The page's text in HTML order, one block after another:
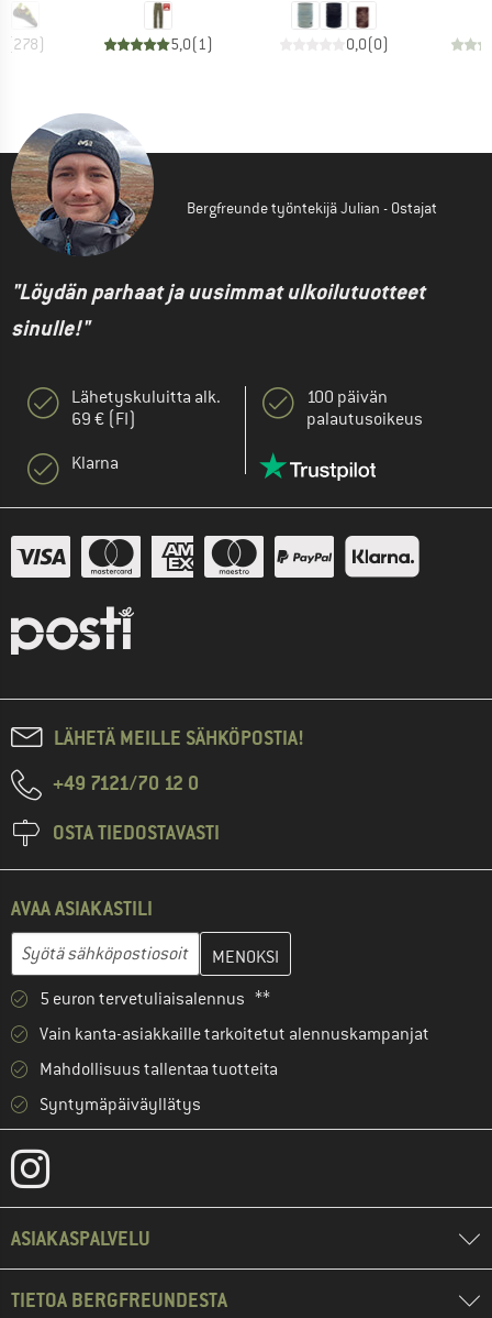
278) 5,0( 1) 0,0(0)
Bergfreunde työntekijä Julian - Ostajat
"Löydän parhaat ja uusimmat ulkoilutuotteet
sinulle!"
Lähetyskuluitta alk.
69 € (FI)
Klarna
100 päivän
palautusoikeus
LÄHETÄ MEILLE SÄHKÖPOSTIA!
+49 7121/70 12 0
OSTA TIEDOSTAVASTI
AVAA ASIAKASTILI
Sähköpostiosoite
Anna sähköpostiosoitteesi ja luo seuraavassa vaiheessa
5 euron tervetuliaisalennus **
Vain kanta-asiakkaille tarkoitetut alennuskampanjat
Mahdollisuus tallentaa tuotteita
Syntymäpäiväyllätys
ASIAKASPALVELU
TIETOA BERGFREUNDESTA